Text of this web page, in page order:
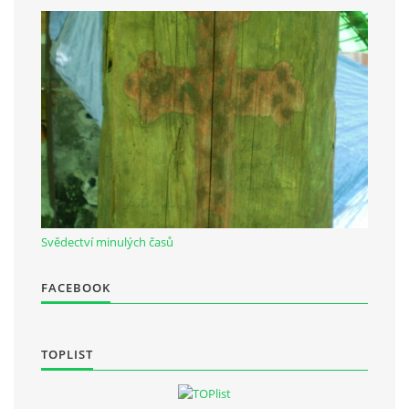
Občanská vzdělávací jednota "Komenský" v Choceradech z.s.
Chocerady 4
257 24 Chocerady
IČ: 498 28 614
Kontaktní osoba:
Mgr. Miroslava Cinkeisová
723 967 851
Svědectví minulých časů
FACEBOOK
TOPLIST